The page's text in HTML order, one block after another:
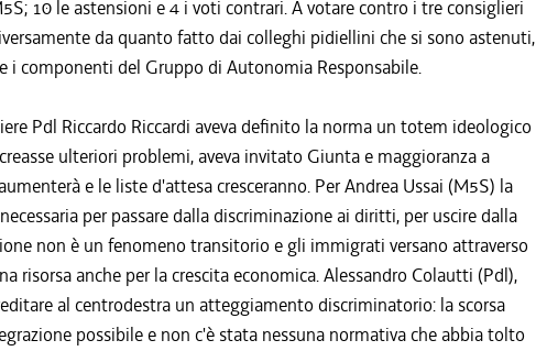
10 le astensioni e 4 i voti contrari. A votare contro i tre consiglieri
da quanto fatto dai colleghi pidiellini che si sono astenuti,
i componenti del Gruppo di Autonomia Responsabile.
Pdl Riccardo Riccardi aveva definito la norma un totem ideologico
ulteriori problemi, aveva invitato Giunta e maggioranza a
e le liste d'attesa cresceranno. Per Andrea Ussai (M5S) la
per passare dalla discriminazione ai diritti, per uscire dalla
non è un fenomeno transitorio e gli immigrati versano attraverso
risorsa anche per la crescita economica. Alessandro Colautti (Pdl),
al centrodestra un atteggiamento discriminatorio: la scorsa
possibile e non c'è stata nessuna normativa che abbia tolto